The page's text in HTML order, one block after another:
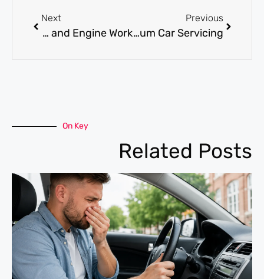
Previous
Mercedes Benz Service Center Dubai for Premium Car Servicing
Next
Mercedes Mechanic for Specialized Diagnostics and Engine Work
On Key
Related Posts